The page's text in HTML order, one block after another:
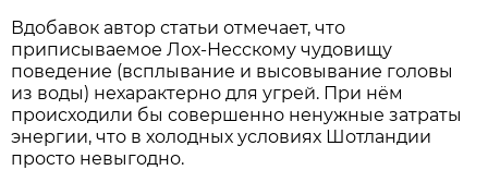
Вдобавок автор статьи отмечает, что
приписываемое Лох-Несскому чудовищу
поведение (всплывание и высовывание головы
из воды) нехарактерно для угрей. При нём
происходили бы совершенно ненужные затраты
энергии, что в холодных условиях Шотландии
просто невыгодно.